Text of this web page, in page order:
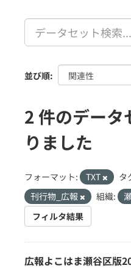
並び順
2 件のデータ
りました
フォーマット: TXT タ
刊行物_広報
組織:
フィルタ結果
広報よこはま瀬谷区版